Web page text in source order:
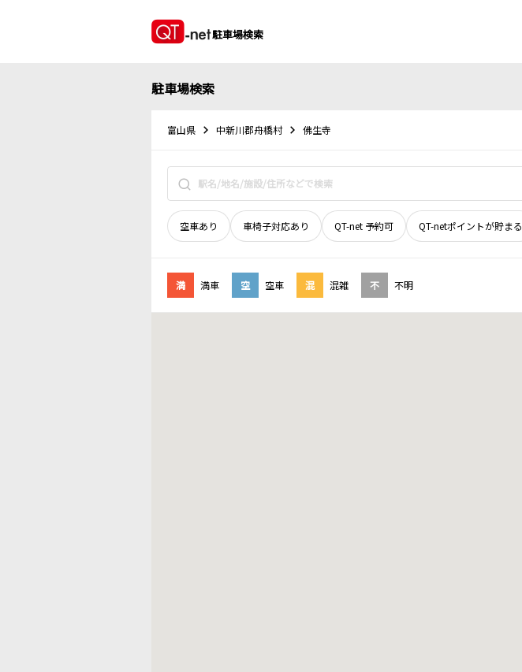
駐車場検索
駐車場検索
富山県 中新川郡舟橋村 佛生寺
空車あり 車椅子対応あり QT-net 予約可 QT-netポイントが貯まる
満 満車 空 空車 混 混雑 不 不明